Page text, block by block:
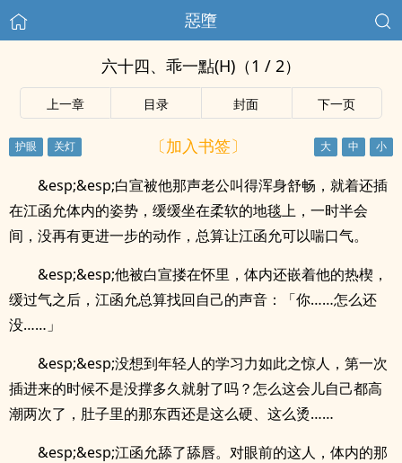
惡墮
六十四、乖一點(H)（1 / 2）
上一章 目录 封面 下一页
〔加入书签〕
&esp;&esp;白宣被他那声老公叫得浑身舒畅，就着还插
在江函允体内的姿势，缓缓坐在柔软的地毯上，一时半会
间，没再有更进一步的动作，总算让江函允可以喘口气。
&esp;&esp;他被白宣搂在怀里，体内还嵌着他的热楔，
缓过气之后，江函允总算找回自己的声音：「你……怎么还
没……」
&esp;&esp;没想到年轻人的学习力如此之惊人，第一次
插进来的时候不是没撑多久就射了吗？怎么这会儿自己都高
潮两次了，肚子里的那东西还是这么硬、这么烫……
&esp;&esp;江函允舔了舔唇。对眼前的这人，体内的那